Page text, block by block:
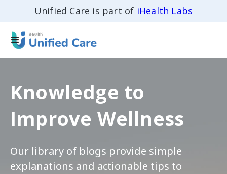
Unified Care is part of iHealth Labs
Knowledge to
Improve Wellness
Our library of blogs provide simple
explanations and actionable tips to